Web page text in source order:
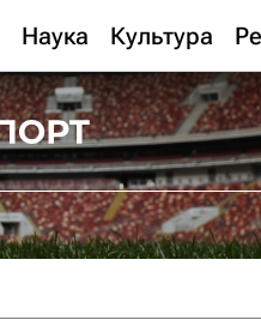
Наука Культура